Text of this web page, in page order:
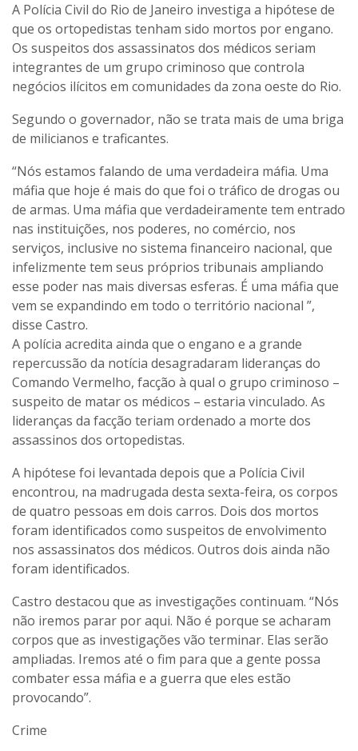
A Polícia Civil do Rio de Janeiro investiga a hipótese de
que os ortopedistas tenham sido mortos por engano.
Os suspeitos dos assassinatos dos médicos seriam
integrantes de um grupo criminoso que controla
negócios ilícitos em comunidades da zona oeste do Rio.
Segundo o governador, não se trata mais de uma briga
de milicianos e traficantes.
“Nós estamos falando de uma verdadeira máfia. Uma
máfia que hoje é mais do que foi o tráfico de drogas ou
de armas. Uma máfia que verdadeiramente tem entrado
nas instituições, nos poderes, no comércio, nos
serviços, inclusive no sistema financeiro nacional, que
infelizmente tem seus próprios tribunais ampliando
esse poder nas mais diversas esferas. É uma máfia que
vem se expandindo em todo o território nacional ”,
disse Castro.
A polícia acredita ainda que o engano e a grande
repercussão da notícia desagradaram lideranças do
Comando Vermelho, facção à qual o grupo criminoso –
suspeito de matar os médicos – estaria vinculado. As
lideranças da facção teriam ordenado a morte dos
assassinos dos ortopedistas.
A hipótese foi levantada depois que a Polícia Civil
encontrou, na madrugada desta sexta-feira, os corpos
de quatro pessoas em dois carros. Dois dos mortos
foram identificados como suspeitos de envolvimento
nos assassinatos dos médicos. Outros dois ainda não
foram identificados.
Castro destacou que as investigações continuam. “Nós
não iremos parar por aqui. Não é porque se acharam
corpos que as investigações vão terminar. Elas serão
ampliadas. Iremos até o fim para que a gente possa
combater essa máfia e a guerra que eles estão
provocando”.
Crime